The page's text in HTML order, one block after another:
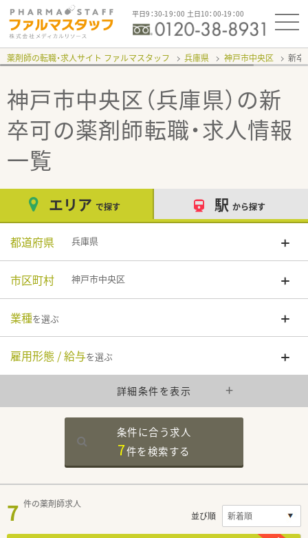
平日9：30-19：00 土日10：00-19：00
薬剤師の転職・求人サイト ファルマスタッフ 兵庫県 神戸市中央区 新
神戸市中央区（兵庫県）の新
卒可の薬剤師転職・求人情報
一覧
エリア で探す 駅 から探す
都道府県 兵庫県
市区町村 神戸市中央区
業種を選ぶ
雇用形態 / 給与を選ぶ
詳細条件を表示
条件に合う求人
7件を検索する
7 件の薬剤師求人
並び順